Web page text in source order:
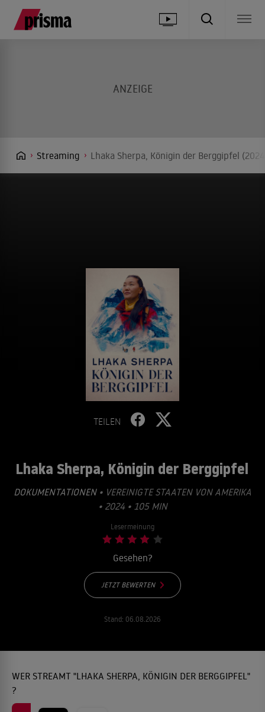
Streaming Lhaka Sherpa, Königin der Berggipfel
TEILEN
Lhaka Sherpa, Königin der Berggipfel
DOKUMENTATIONEN• VEREINIGTE STAATEN VON AMERIKA
• 2024 • 105 MIN
Lesermeinung
Gesehen?
JETZT BEWERTEN
Stand: 06.08.2026
WER STREAMT "LHAKA SHERPA, KÖNIGIN DER BERGGIPFEL"
?